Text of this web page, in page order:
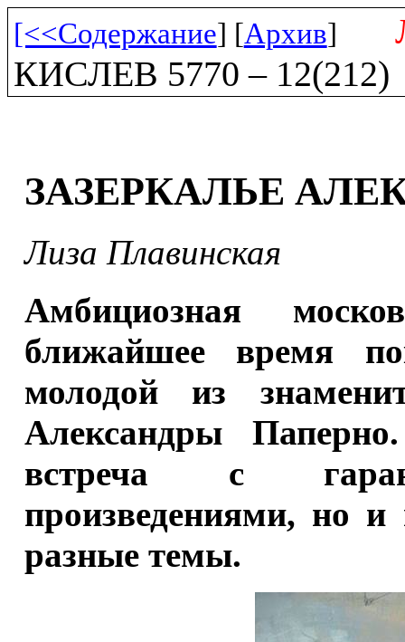
[<<Содержание] [Архив]
КИСЛЕВ 5770 – 12(212)
ЗАЗЕРКАЛЬЕ
Лиза Плавинская
Амбициозная
ближайшее время
молодой из
Александры
встреча с
произведениями, но
разные темы.